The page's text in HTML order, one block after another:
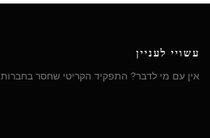
עשויי לעניין
אין עם מי לדבר? התפקיד הקריטי שחסר בחברות IT ומחשוב רבות